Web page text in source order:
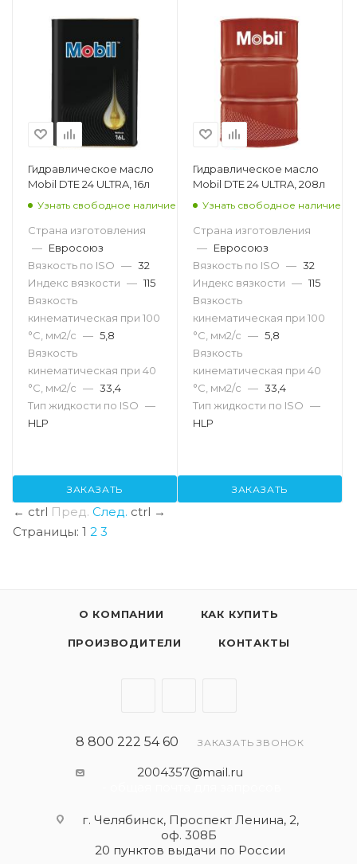
Гидравлическое масло
Mobil DTE 24 ULTRA, 16л
Узнать свободное наличие
Страна изготовления
— Евросоюз
Вязкость по ISO — 32
Индекс вязкости — 115
Вязкость
кинематическая при 100
°С, мм2/с — 5,8
Вязкость
кинематическая при 40
°С, мм2/с — 33,4
Тип жидкости по ISO —
HLP
ЗАКАЗАТЬ
Гидравлическое масло
Mobil DTE 24 ULTRA, 208л
Узнать свободное наличие
Страна изготовления
— Евросоюз
Вязкость по ISO — 32
Индекс вязкости — 115
Вязкость
кинематическая при 100
°С, мм2/с — 5,8
Вязкость
кинематическая при 40
°С, мм2/с — 33,4
Тип жидкости по ISO —
HLP
ЗАКАЗАТЬ
← ctrl Пред. След. ctrl →
Страницы: 1 2 3
О КОМПАНИИ КАК КУПИТЬ
ПРОИЗВОДИТЕЛИ КОНТАКТЫ
8 800 222 54 60 ЗАКАЗАТЬ ЗВОНОК
2004357@mail.ru
г. Челябинск, Проспект Ленина, 2,
оф. 308Б
20 пунктов выдачи по России